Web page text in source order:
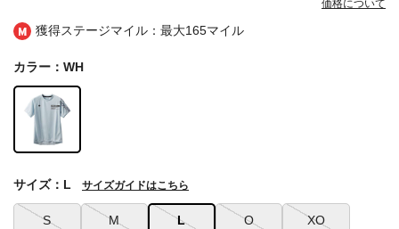
獲得ステージマイル：最大165マイル
価格について
カラー：WH
S M L O XO
サイズ：L サイズガイドはこちら